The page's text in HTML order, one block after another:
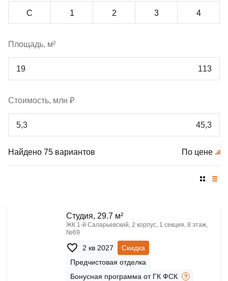
С 1 2 3 4
Площадь, м²
Стоимость, млн ₽
Найдено 75 вариантов По цене
Cтудия, 29.7 м²
ЖК 1‑й Саларьевский, 2 корпус, 1 секция, 8 этаж,
№69
2 кв 2027
Скидка
Предчистовая отделка
Бонусная программа от ГК ФСК